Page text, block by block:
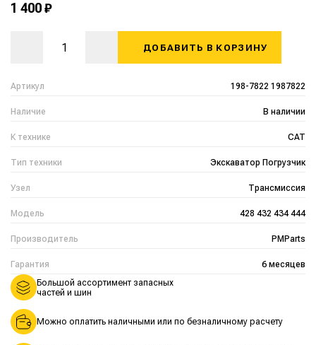
Артикул 198-7822 1987822
Наличие В наличии
К технике CAT
Тип техники Экскаватор Погрузчик
Узел Трансмиссия
Модель 428 432 434 444
Производитель PMParts
Гарантия 6 месяцев
1 400 ₽
ДОБАВИТЬ В КОРЗИНУ
Большой ассортимент запасных
частей и шин
Можно оплатить наличными или по безналичному расчету